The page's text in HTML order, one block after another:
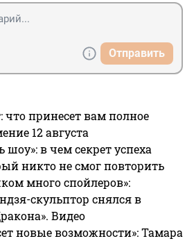
Отправить
что принесет вам полное
12 августа
шоу»: в чем секрет успеха
никто не смог повторить
много спойлеров»:
скульптор снялся в
Видео
новые возможности»: Тамара